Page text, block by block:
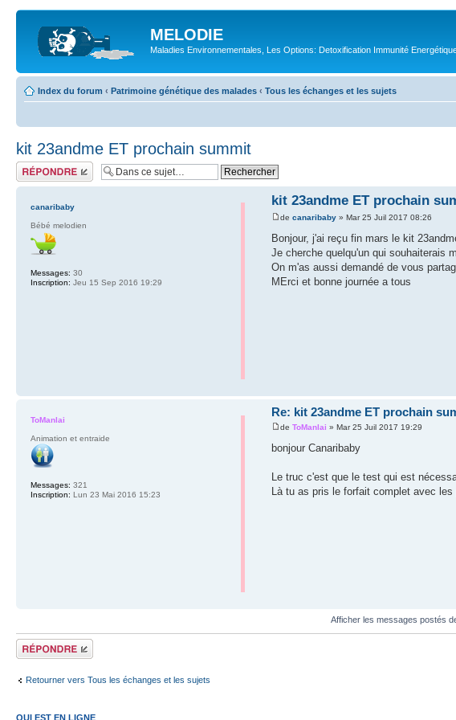
MELODIE
Maladies Environnementales, Les Options: Detoxification Immunité
Index du forum ‹ Patrimoine génétique des malades ‹ Tous les échanges et les sujets
kit 23andme ET prochain summit
Répondre
kit 23andme ET prochain
decanaribaby » Mar 25 Juil 2017 08:26
Bonjour, j'ai reçu fin mars le kit
Je cherche quelqu'un qui souhaiterais
On m'as aussi demandé de vous
MErci et bonne journée a tous
canaribaby
Bébé melodien
Messages: 30
Inscription: Jeu 15 Sep 2016 19:29
Re: kit 23andme ET prochain
deToManlai » Mar 25 Juil 2017 19:29
bonjour Canaribaby
Le truc c'est que le test qui est
Là tu as pris le forfait complet avec
ToManlai
Animation et entraide
Messages: 321
Inscription: Lun 23 Mai 2016 15:23
Afficher les messages postés
Répondre
Retourner vers Tous les échanges et les sujets
QUI EST EN LIGNE